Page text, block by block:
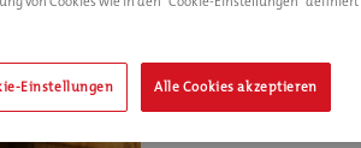
Einstellungen Alle Cookies akzeptieren